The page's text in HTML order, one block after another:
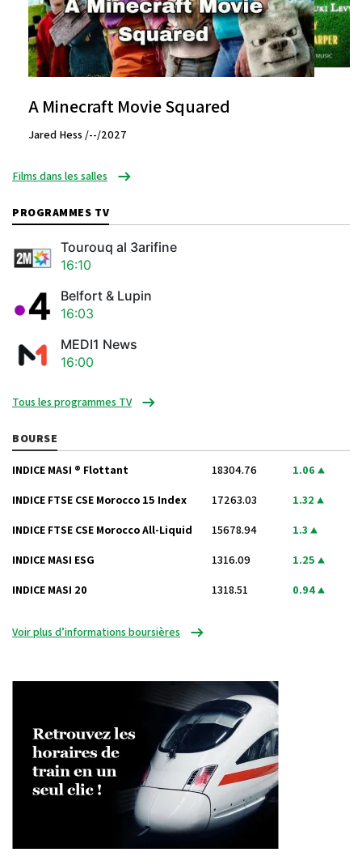
A Minecraft Movie Squared
Jared Hess /--/2027
Films dans les salles
PROGRAMMES TV
Tourouq al 3arifine
16:10
Belfort & Lupin
16:03
MEDI1 News
16:00
Tous les programmes TV
BOURSE
INDICE MASI ® Flottant 18304.76 1.06
INDICE FTSE CSE Morocco 15 Index 17263.03 1.32
INDICE FTSE CSE Morocco All-Liquid 15678.94 1.3
INDICE MASI ESG 1316.09 1.25
INDICE MASI 20 1318.51 0.94
Voir plus d’informations boursières